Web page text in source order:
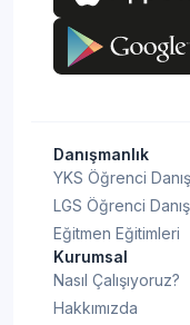
Danışmanlık
YKS Öğrenci
LGS Öğrenci
Eğitmen Eğitimleri
Kurumsal
Nasıl Çalışıyoruz?
Hakkımızda